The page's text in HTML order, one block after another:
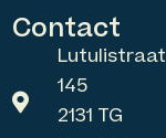
Contact
Lutulistraat
145
2131 TG